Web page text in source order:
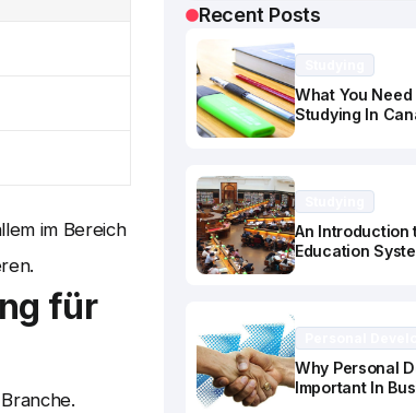
im Bereich
für
Recent Posts
What You
Studying In
An Introduction
Education
Why Personal
Important In